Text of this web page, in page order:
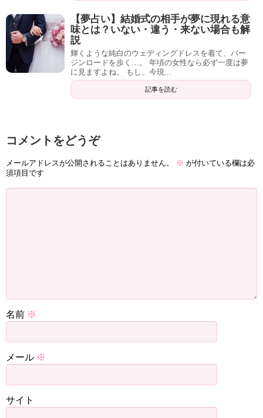
【夢占い】結婚式の相手が夢に現れる意
味とは？いない・違う・来ない場合も解
説
輝くような純白のウェディングドレスを着て、バー
ジンロードを歩く…。 年頃の女性なら必ず一度は夢
に見ますよね。 もし、今現...
記事を読む
コメントをどうぞ
メールアドレスが公開されることはありません。 ※ が付いている欄は必
須項目です
名前 ※
メール ※
サイト